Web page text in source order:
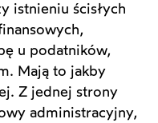
istnieniu ścisłych
u podatników,
Mają to jakby
Z jednej strony
administracyjny,